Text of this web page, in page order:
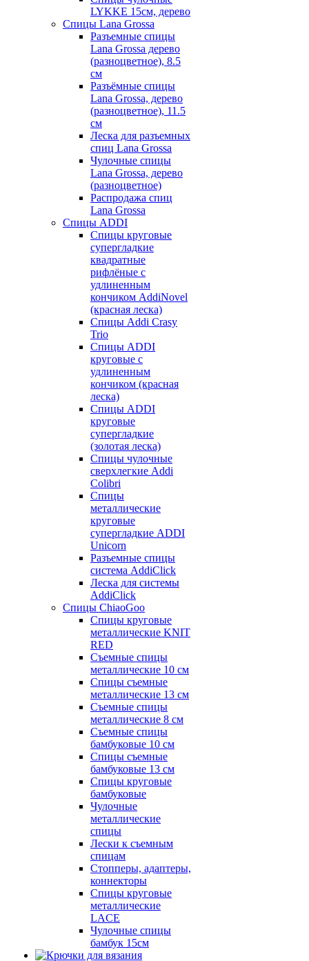
LYKKE 15см, дерево
Спицы Lana Grossa
Разъемные спицы
Lana Grossa дерево
(разноцветное), 8.5
см
Разъёмные спицы
Lana Grossa, дерево
(разноцветное), 11.5
см
Леска для разъемных
спиц Lana Grossa
Чулочные спицы
Lana Grossa, дерево
(разноцветное)
Распродажа спиц
Lana Grossa
Спицы ADDI
Спицы круговые
супергладкие
квадратные
рифлёные с
удлиненным
кончиком AddiNovel
(красная леска)
Спицы Addi Crasy
Trio
Спицы ADDI
круговые с
удлиненным
кончиком (красная
леска)
Спицы ADDI
круговые
супергладкие
(золотая леска)
Спицы чулочные
сверхлегкие Addi
Colibri
Спицы
металлические
круговые
супергладкие ADDI
Unicorn
Разъемные спицы
система AddiClick
Леска для системы
AddiClick
Спицы ChiaoGoo
Спицы круговые
металлические KNIT
RED
Съемные спицы
металлические 10 см
Спицы съемные
металлические 13 см
Съемные спицы
металлические 8 см
Съемные спицы
бамбуковые 10 см
Спицы съемные
бамбуковые 13 см
Спицы круговые
бамбуковые
Чулочные
металлические
спицы
Лески к съемным
спицам
Стопперы, адаптеры,
коннекторы
Спицы круговые
металлические
LACE
Чулочные спицы
бамбук 15см